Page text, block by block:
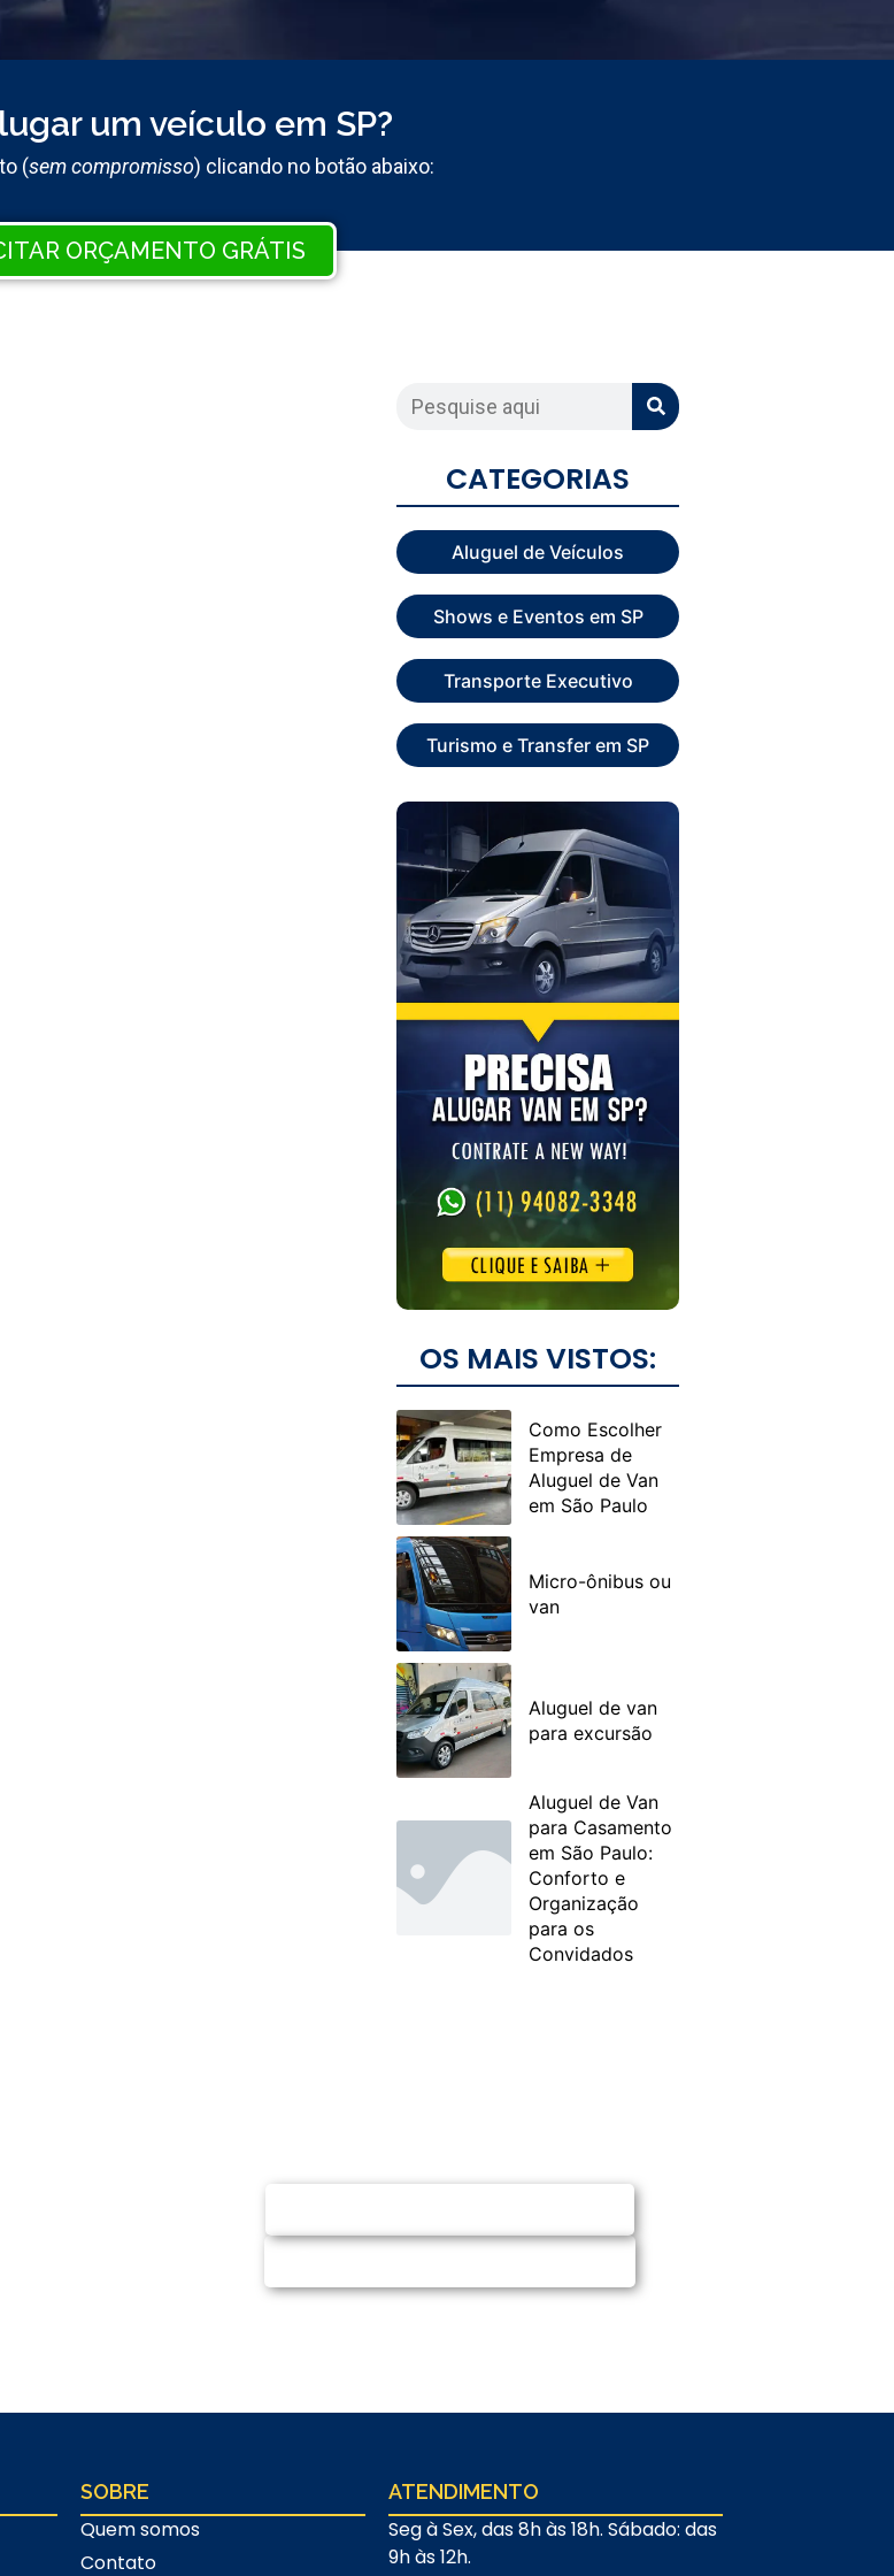
um veículo em SP?
(sem compromisso) clicando no botão abaixo:
ORÇAMENTO GRÁTIS
CATEGORIAS
Aluguel de Veículos
Shows e Eventos em SP
Transporte Executivo
Turismo e Transfer em SP
OS MAIS VISTOS:
Como Escolher
Empresa de
Aluguel de Van
em São Paulo
Micro-ônibus ou
van
Aluguel de van
para excursão
Aluguel de Van
para Casamento
em São Paulo:
Conforto e
Organização
para os
Convidados
SOBRE
Quem somos
Contato
ATENDIMENTO
Seg à Sex, das 8h às 18h. Sábado: das
9h às 12h.